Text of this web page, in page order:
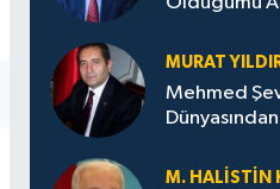
MURAT
Mehmed
M. HALISTIN